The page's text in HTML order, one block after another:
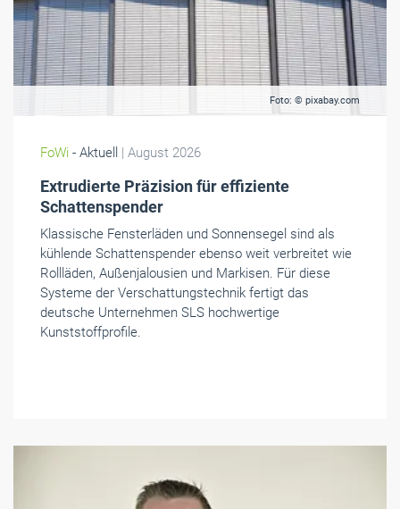
Foto: © pixabay.com
FoWi - Aktuell | August 2026
Extrudierte Präzision für effiziente
Schattenspender
Klassische Fensterläden und Sonnensegel sind als
kühlende Schattenspender ebenso weit verbreitet wie
Rollläden, Außenjalousien und Markisen. Für diese
Systeme der Verschattungstechnik fertigt das
deutsche Unternehmen SLS hochwertige
Kunststoffprofile.